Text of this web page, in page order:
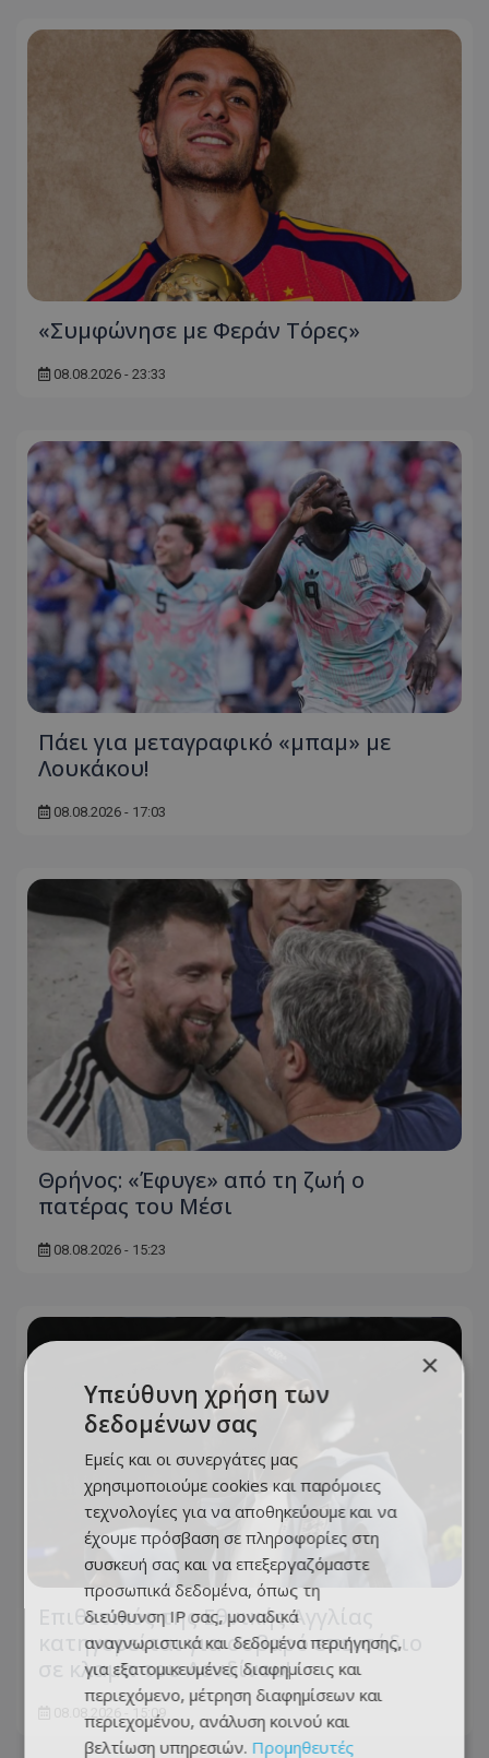
«Συμφώνησε με Φεράν Τόρες»
08.08.2026 - 23:33
Πάει για μεταγραφικό «μπαμ» με
Λουκάκου!
08.08.2026 - 17:03
Θρήνος: «Έφυγε» από τη ζωή ο
πατέρας του Μέσι
08.08.2026 - 15:23
Επιθετικός της Εθνικής Αγγλίας
κατηγορείται για σοβαρό επεισόδιο
σε κλαμπ του Λονδίνου!
08.08.2026 - 15:09
×
Υπεύθυνη χρήση των
δεδομένων σας
Εμείς και οι συνεργάτες μας
χρησιμοποιούμε cookies και παρόμοιες
τεχνολογίες για να αποθηκεύουμε και να
έχουμε πρόσβαση σε πληροφορίες στη
συσκευή σας και να επεξεργαζόμαστε
προσωπικά δεδομένα, όπως τη
διεύθυνση IP σας, μοναδικά
αναγνωριστικά και δεδομένα περιήγησης,
για εξατομικευμένες διαφημίσεις και
περιεχόμενο, μέτρηση διαφημίσεων και
περιεχομένου, ανάλυση κοινού και
βελτίωση υπηρεσιών. Προμηθευτές